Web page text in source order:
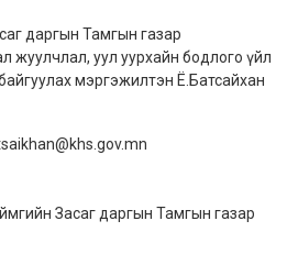
даргын Тамгын газар
жуулчлал, уул уурхайн бодлого үйл
мэргэжилтэн Ё.Батсайхан
Засаг даргын Тамгын газар